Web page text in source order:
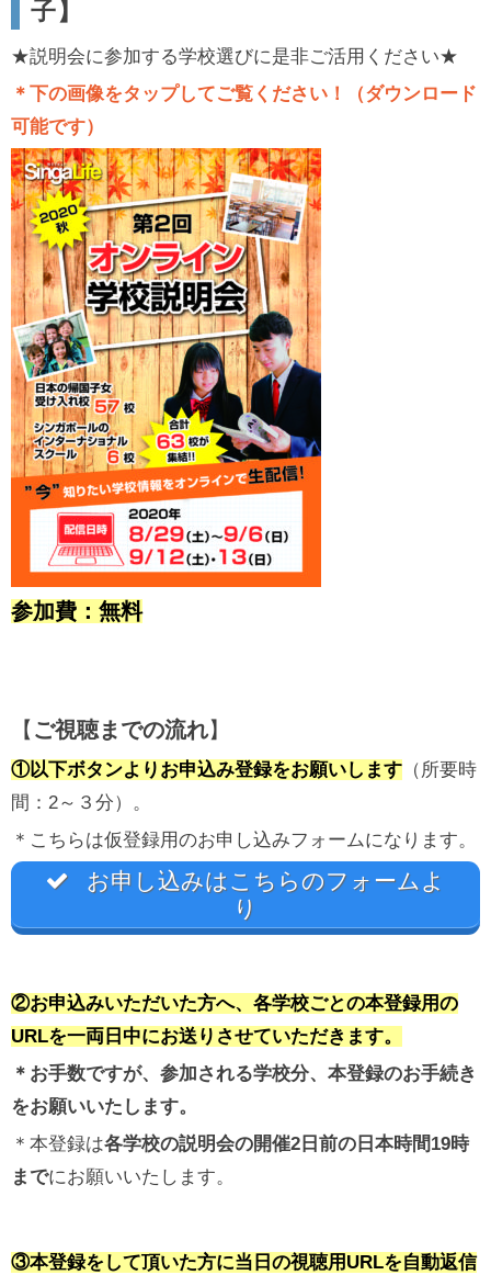
子】
★説明会に参加する学校選びに是非ご活用ください★
＊下の画像をタップしてご覧ください！（ダウンロード
可能です）
参加費：無料
【 ご視聴までの流れ】
①以下ボタンよりお申込み登録をお願いします （所要時
間：2～３分）。
＊こちらは仮登録用のお申し込みフォームになります。
お申し込みはこちらのフォームよ
り
②お申込みいただいた方へ、各学校ごとの本登録用の
URLを一両日中にお送りさせていただきます。
＊お手数ですが、参加される学校分、本登録のお手続き
をお願いいたします。
＊本登録は各学校の説明会の開催2 日前の日本時間19時
までにお願いいたします。
③本登録をして頂いた方に当日の視聴用URLを自動返信